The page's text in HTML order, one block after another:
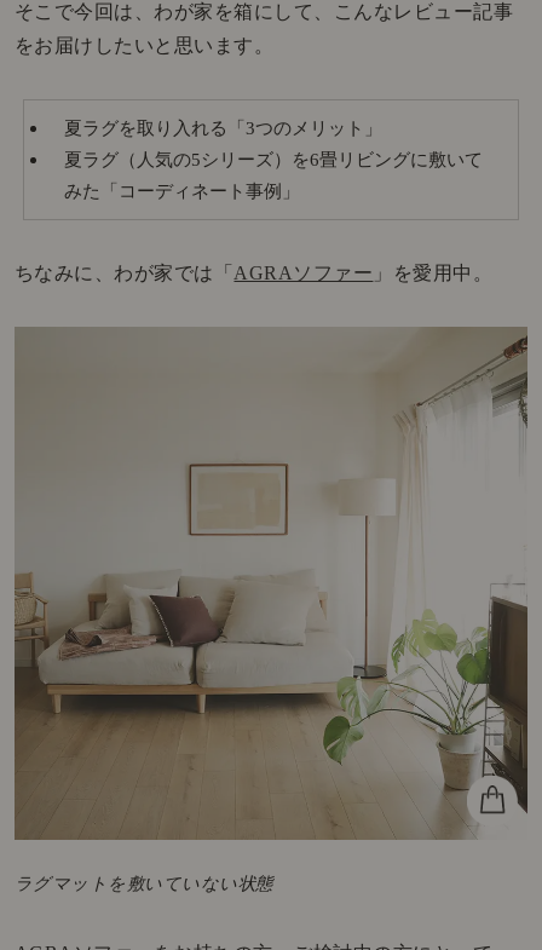
そこで今回は、わが家を箱にして、こんなレビュー記事
をお届けしたいと思います。
夏ラグを取り入れる「3つのメリット」
夏ラグ（人気の5シリーズ）を6畳リビングに敷いて
みた「コーディネート事例」
ちなみに、わが家では「 AGRAソファー 」を愛用中。
ラグマットを敷いていない状態